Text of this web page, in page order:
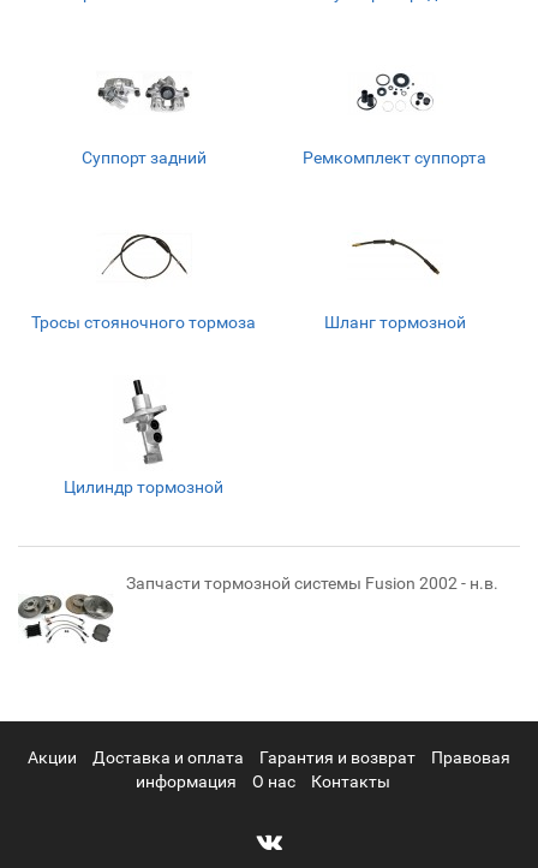
Суппорт задний Ремкомплект суппорта
Тросы стояночного тормоза Шланг тормозной
Цилиндр тормозной
Запчасти тормозной системы Fusion 2002 - н.в.
Акции Доставка и оплата Гарантия и возврат
Правовая
информация
О нас Контакты